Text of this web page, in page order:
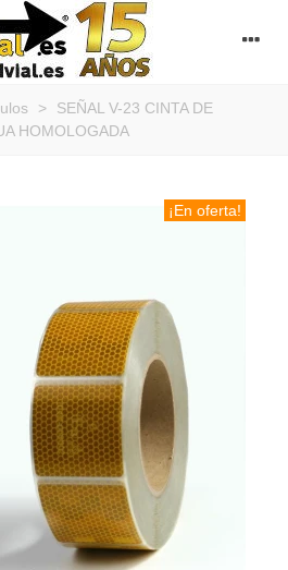
>
SEÑAL V-23 CINTA DE
HOMOLOGADA
¡En oferta!